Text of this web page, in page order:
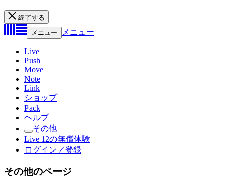
終了する
メニュー
メニュー
Live
Push
Move
Note
Link
ショップ
Pack
ヘルプ
その他
Live 12の無償体験
ログイン／登録
その他のページ